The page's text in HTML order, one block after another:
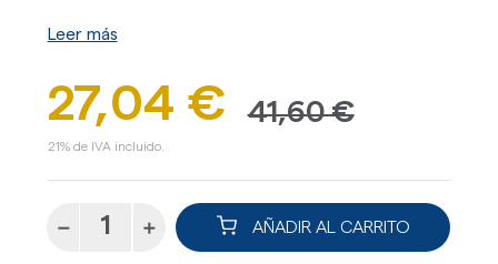
Leer más
27,04 € 41,60 €
21% de IVA incluido.
AÑADIR AL CARRITO